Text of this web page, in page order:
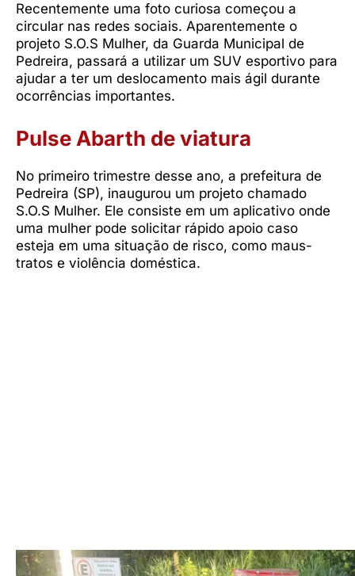
Recentemente uma foto curiosa começou a
circular nas redes sociais. Aparentemente o
projeto S.O.S Mulher, da Guarda Municipal de
Pedreira, passará a utilizar um SUV esportivo para
ajudar a ter um deslocamento mais ágil durante
ocorrências importantes.
Pulse Abarth de viatura
No primeiro trimestre desse ano, a prefeitura de
Pedreira (SP), inaugurou um projeto chamado
S.O.S Mulher. Ele consiste em um aplicativo onde
uma mulher pode solicitar rápido apoio caso
esteja em uma situação de risco, como maus-
tratos e violência doméstica.